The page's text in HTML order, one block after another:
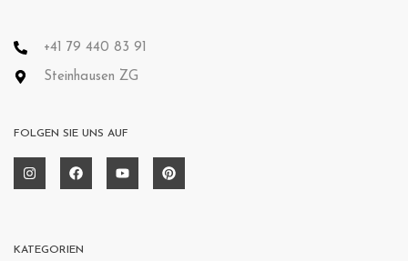
+41 79 440 83 91
Steinhausen ZG
FOLGEN SIE UNS AUF
KATEGORIEN